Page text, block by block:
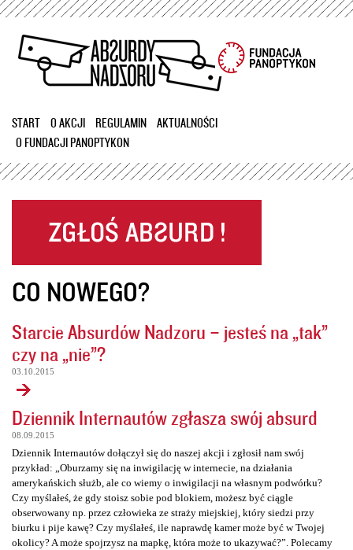
Przejdź
treści
START O AKCJI REGULAMIN
AKTUALNOŚCI
O FUNDACJI PANOPTYKON
CO NOWEGO?
Starcie Absurdów Nadzoru – jesteś na „tak”
czy na „nie”?
03.10.2015
Dziennik Internautów zgłasza swój absurd
08.09.2015
Dziennik Internautów dołączył się do naszej akcji i zgłosił nam swój
przykład: „Oburzamy się na inwigilację w internecie, na działania
amerykańskich służb, ale co wiemy o inwigilacji na własnym podwórku?
Czy myślałeś, że gdy stoisz sobie pod blokiem, możesz być ciągle
obserwowany np. przez człowieka ze straży miejskiej, który siedzi przy
biurku i pije kawę? Czy myślałeś, ile naprawdę kamer może być w Twojej
okolicy? A może spojrzysz na mapkę, która może to ukazywać?”. Polecamy